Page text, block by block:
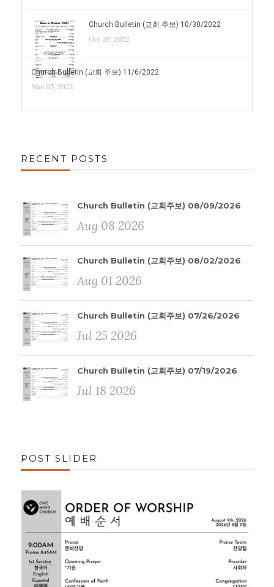
Church Bulletin (교회 주보) 10/30/2022
Oct 29, 2022
Church Bulletin (교회 주보) 11/6/2022
Nov 05, 2022
RECENT POSTS
Church Bulletin (교회주보) 08/09/2026
Aug 08 2026
Church Bulletin (교회주보) 08/02/2026
Aug 01 2026
Church Bulletin (교회주보) 07/26/2026
Jul 25 2026
Church Bulletin (교회주보) 07/19/2026
Jul 18 2026
POST SLIDER